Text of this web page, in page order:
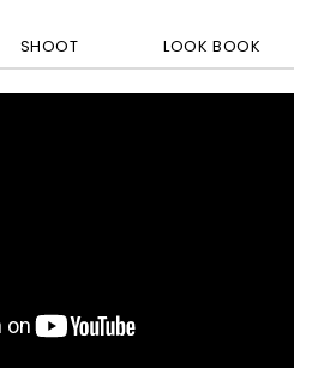
SHOOT LOOK BOOK